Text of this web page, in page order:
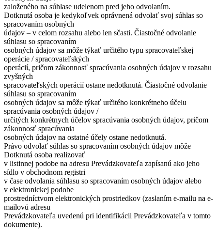
založeného na súhlase udelenom pred jeho odvolaním.
Dotknutá osoba je kedykoľvek oprávnená odvolať svoj súhlas so
spracovaním osobných
údajov – v celom rozsahu alebo len sčasti. Čiastočné odvolanie
súhlasu so spracovaním
osobných údajov sa môže týkať určitého typu spracovateľskej
operácie / spracovateľských
operácií, pričom zákonnosť spracúvania osobných údajov v rozsahu
zvyšných
spracovateľských operácií ostane nedotknutá. Čiastočné odvolanie
súhlasu so spracovaním
osobných údajov sa môže týkať určitého konkrétneho účelu
spracúvania osobných údajov /
určitých konkrétnych účelov spracúvania osobných údajov, pričom
zákonnosť spracúvania
osobných údajov na ostatné účely ostane nedotknutá.
Právo odvolať súhlas so spracovaním osobných údajov môže
Dotknutá osoba realizovať
v listinnej podobe na adresu Prevádzkovateľa zapísanú ako jeho
sídlo v obchodnom registri
v čase odvolania súhlasu so spracovaním osobných údajov alebo
v elektronickej podobe
prostredníctvom elektronických prostriedkov (zaslaním e-mailu na e-
mailovú adresu
Prevádzkovateľa uvedenú pri identifikácii Prevádzkovateľa v tomto
dokumente).